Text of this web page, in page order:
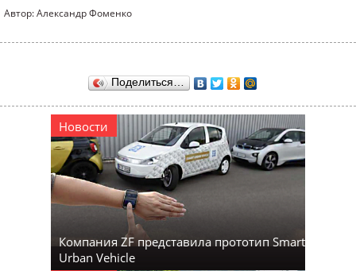
Автор: Александр Фоменко
Поделиться…
Новости
Компания ZF представила прототип Smart
Urban Vehicle